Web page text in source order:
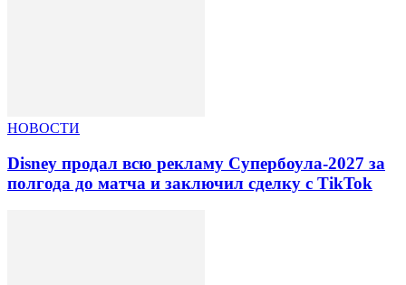
НОВОСТИ
Disney продал всю рекламу Супербоула-2027 за
полгода до матча и заключил сделку с TikTok